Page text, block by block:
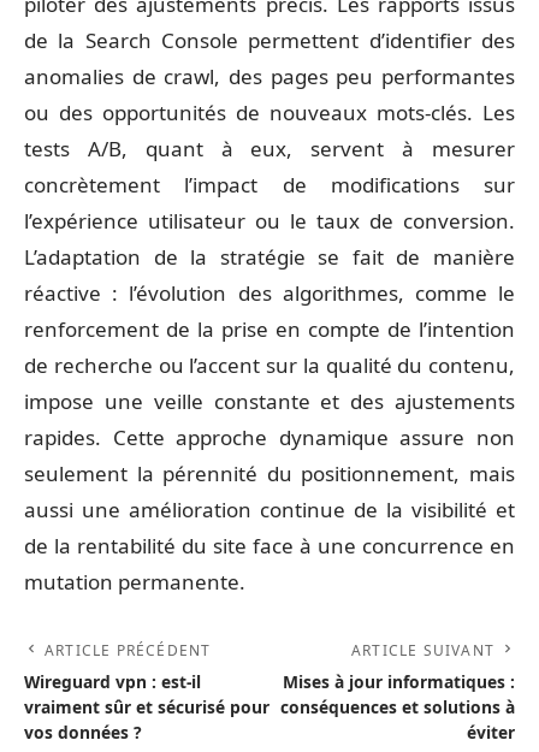
de la Search Console permettent d’identifier des
anomalies de crawl, des pages peu performantes
ou des opportunités de nouveaux mots-clés. Les
tests A/B, quant à eux, servent à mesurer
concrètement l’impact de modifications sur
l’expérience utilisateur ou le taux de conversion.
L’adaptation de la stratégie se fait de manière
réactive : l’évolution des algorithmes, comme le
renforcement de la prise en compte de l’intention
de recherche ou l’accent sur la qualité du contenu,
impose une veille constante et des ajustements
rapides. Cette approche dynamique assure non
seulement la pérennité du positionnement, mais
aussi une amélioration continue de la visibilité et
de la rentabilité du site face à une concurrence en
mutation permanente.
ARTICLE PRÉCÉDENT
Wireguard vpn : est-il
vraiment sûr et sécurisé pour
vos données ?
ARTICLE SUIVANT
Mises à jour informatiques :
conséquences et solutions à
éviter